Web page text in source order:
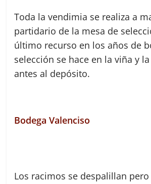
Toda la vendimia se realiza a
partidario de la mesa de
último recurso en los años de
selección se hace en la viña y
antes al depósito.
Bodega Valenciso
Los racimos se despalillan